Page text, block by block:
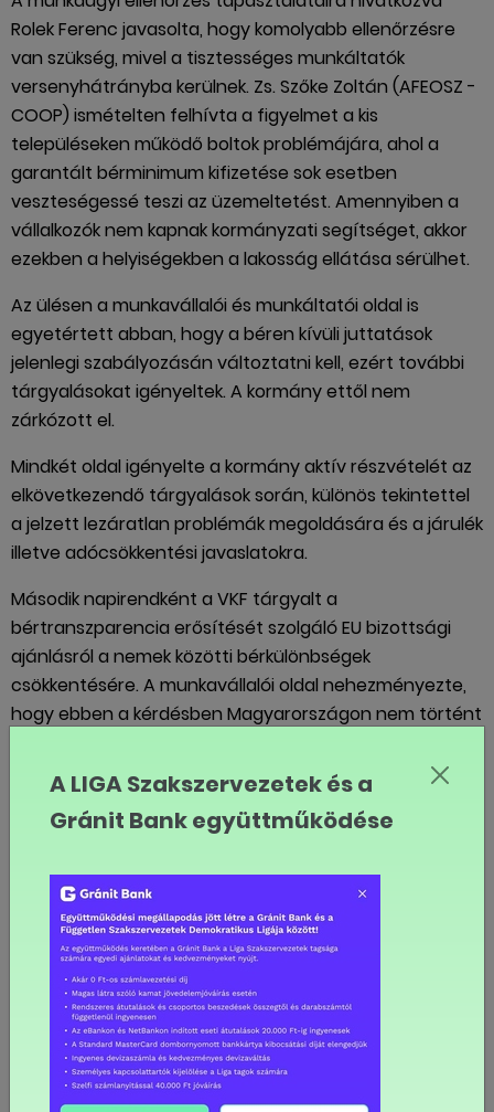
Rolek Ferenc javasolta, hogy komolyabb ellenőrzésre
van szükség, mivel a tisztességes munkáltatók
versenyhátrányba kerülnek. Zs. Szőke Zoltán (AFEOSZ -
COOP) ismételten felhívta a figyelmet a kis
településeken működő boltok problémájára, ahol a
garantált bérminimum kifizetése sok esetben
veszteségessé teszi az üzemeltetést. Amennyiben a
vállalkozók nem kapnak kormányzati segítséget, akkor
ezekben a helyiségekben a lakosság ellátása sérülhet.
Az ülésen a munkavállalói és munkáltatói oldal is
egyetértett abban, hogy a béren kívüli juttatások
jelenlegi szabályozásán változtatni kell, ezért további
tárgyalásokat igényeltek. A kormány ettől nem
zárkózott el.
Mindkét oldal igényelte a kormány aktív részvételét az
elkövetkezendő tárgyalások során, különös tekintettel
a jelzett lezáratlan problémák megoldására és a járulék
illetve adócsökkentési javaslatokra.
Második napirendként a VKF tárgyalt a
bértranszparencia erősítését szolgáló EU bizottsági
ajánlásról a nemek közötti bérkülönbségek
csökkentésére. A munkavállalói oldal nehezményezte,
hogy ebben a kérdésben Magyarországon nem történt
újból napirendre tűzik az ajánlás magyarországi
alkalmazásának lehetőségeit.
kérte, hogy a megszűnt korkedvezményes nyugdíj
miatt kialakult helyzet kezelésére kidolgozott
elképzeléseket a VKF Monitoring Bizottsága tárgyalja
meg, mivel Kormányzati állásfoglalás nélkül a szociális
partnerek közti további egyeztetésekről már nem
várható előrelépés. Bodó Sándor helyettes államtitkár
elfogadta ezt a javaslatot.
A LIGA Szakszervezetek és a
Gránit Bank együttműködése